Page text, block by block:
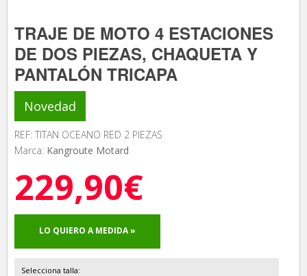
TRAJE DE MOTO 4 ESTACIONES
DE DOS PIEZAS, CHAQUETA Y
PANTALÓN TRICAPA
Novedad
REF: TITAN OCEANO RED 2 PIEZAS
Marca: Kangroute Motard
229,90€
LO QUIERO A MEDIDA »
Selecciona talla: